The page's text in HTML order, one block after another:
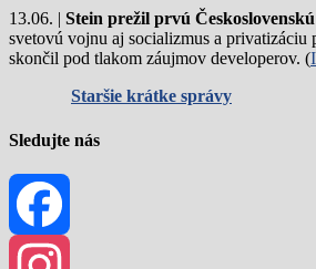
13.06. | Stein prežil prvú Československú
svetovú vojnu aj socializmus a privatizáciu
skončil pod tlakom záujmov developerov. (
Staršie krátke správy
Sledujte nás
Facebook